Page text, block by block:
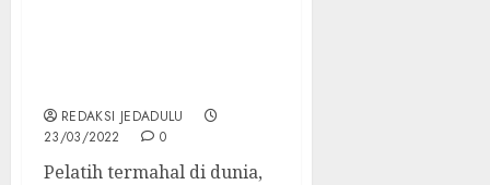
REDAKSI JEDADULU
23/03/2022
0
Pelatih termahal di dunia,